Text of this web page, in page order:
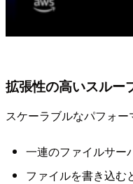
拡張性の高いスルー
スケーラブルなパフォ
一連のファイルサー
ファイルを書き込む